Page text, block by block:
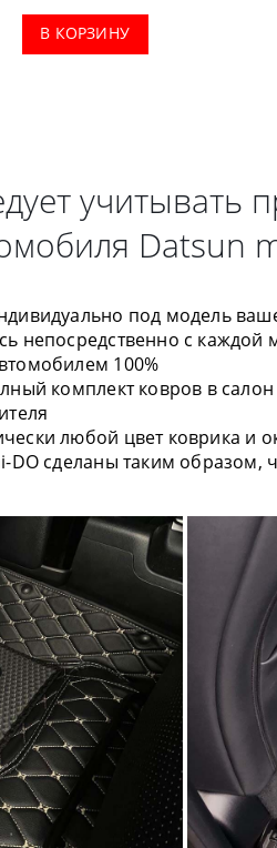
В КОРЗИНУ
учитывать
Datsun
под модель
непосредственно с каждой
100%
комплект ковров в
любой цвет коврика и
DO сделаны таким